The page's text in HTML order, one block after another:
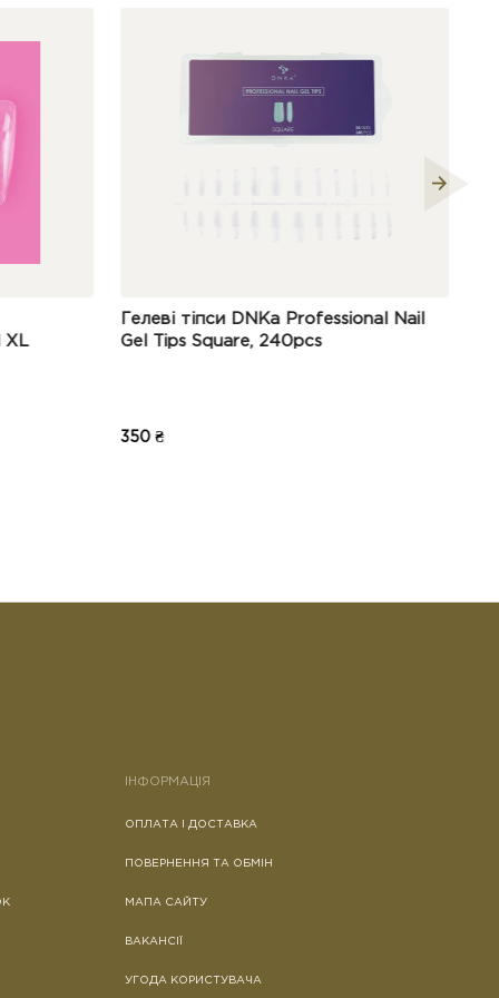
Professional Nail
NAILSOFTHEDAY Dual Form
(Type 3) верхні форми стилет/
ІНФОРМАЦІЯ
ОПЛАТА І ДОСТАВКА
ПОВЕРНЕННЯ ТА ОБМІН
МАПА САЙТУ
ВАКАНСІЇ
УГОДА КОРИСТУВАЧА